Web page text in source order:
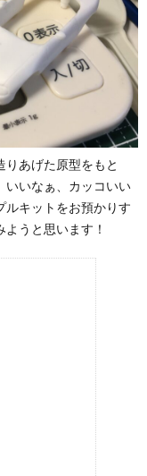
あげた原型をもと
いいなぁ、カッコいい
ルキットをお預かりす
うと思います！